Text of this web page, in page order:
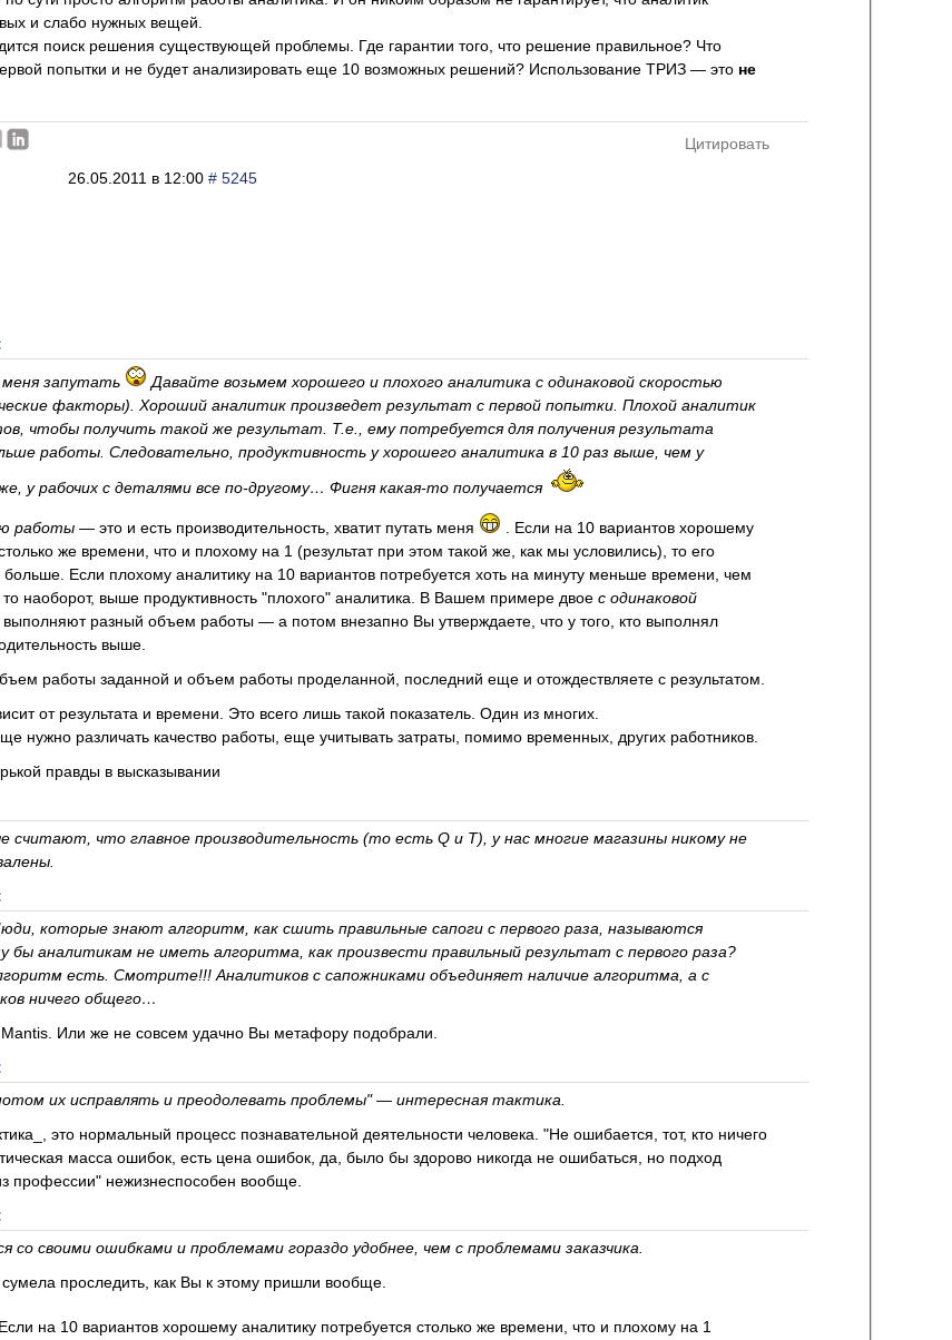
и слабо нужных вещей.
поиск решения существующей проблемы. Где гарантии того, что решение правильное? Что
попытки и не будет анализировать еще 10 возможных решений? Использование ТРИЗ — это не
Цитировать
26.05.2011 в 12:00 # 5245
запутать
Давайте возьмем хорошего и плохого аналитика с одинаковой скоростью
факторы). Хороший аналитик произведет результат с первой попытки. Плохой аналитик
чтобы получить такой же результат. Т.е., ему потребуется для получения результата
работы. Следовательно, продуктивность у хорошего аналитика в 10 раз выше, чем у
у рабочих с деталями все по-другому… Фигня какая-то получается
работы — это и есть производительность, хватит путать меня
. Если на 10 вариантов хорошему
же времени, что и плохому на 1 (результат при этом такой же, как мы условились), то его
больше. Если плохому аналитику на 10 вариантов потребуется хоть на минуту меньше времени, чем
наоборот, выше продуктивность "плохого" аналитика. В Вашем примере двое с одинаковой
выполняют разный объем работы — а потом внезапно Вы утверждаете, что у того, кто выполнял
выше.
работы заданной и объем работы проделанной, последний еще и отождествляете с результатом.
от результата и времени. Это всего лишь такой показатель. Один из многих.
нужно различать качество работы, еще учитывать затраты, помимо временных, других работников.
правды в высказывании
считают, что главное производительность (то есть Q и T), у нас многие магазины никому не
которые знают алгоритм, как сшить правильные сапоги с первого раза, называются
бы аналитикам не иметь алгоритма, как произвести правильный результат с первого раза?
есть. Смотрите!!! Аналитиков c сапожниками объединяет наличие алгоритма, а с
ничего общего…
Mantis. Или же не совсем удачно Вы метафору подобрали.
их исправлять и преодолевать проблемы" — интересная тактика.
это нормальный процесс познавательной деятельности человека. "Не ошибается, тот, кто ничего
масса ошибок, есть цена ошибок, да, было бы здорово никогда не ошибаться, но подход
профессии" нежизнеспособен вообще.
со своими ошибками и проблемами гораздо удобнее, чем с проблемами заказчика.
проследить, как Вы к этому пришли вообще.
на 10 вариантов хорошему аналитику потребуется столько же времени, что и плохому на 1